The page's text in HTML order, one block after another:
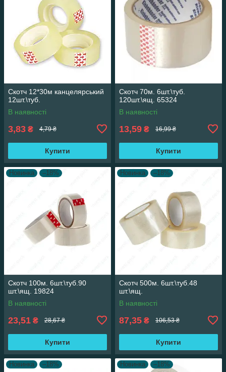
Скотч 12*30м канцелярський
12шт.\туб.
В наявності
3,83 ₴ 4,79 ₴
Купити
Скотч 70м. 6шт.\туб.
120шт.\ящ. 65324
В наявності
13,59 ₴ 16,99 ₴
Купити
Новинка –18%
Скотч 100м. 6шт.\туб.90
шт.\ящ. 19824
В наявності
23,51 ₴ 28,67 ₴
Купити
Новинка –18%
Скотч 500м. 6шт.\туб.48
шт.\ящ.
В наявності
87,35 ₴ 106,53 ₴
Купити
Новинка –18% Новинка –18%